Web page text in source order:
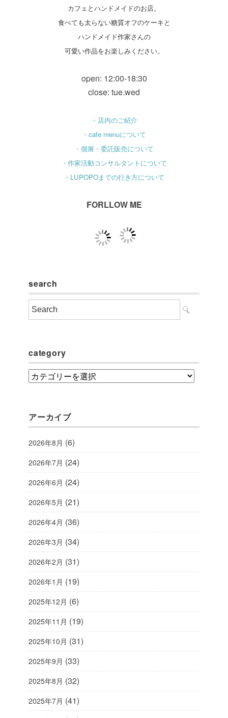
カフェとハンドメイドのお店。
食べても太らない糖質オフのケーキと
ハンドメイド作家さんの
可愛い作品をお楽しみください。
open: 12:00-18:30
close: tue.wed
・店内のご紹介
・cafe menuについて
・個展・委託販売について
・作家活動コンサルタントについて
・LUPOPOまでの行き方について
FORLLOW ME
search
category
category
アーカイブ
2026年8月 (6)
2026年7月 (24)
2026年6月 (24)
2026年5月 (21)
2026年4月 (36)
2026年3月 (34)
2026年2月 (31)
2026年1月 (19)
2025年12月 (6)
2025年11月 (19)
2025年10月 (31)
2025年9月 (33)
2025年8月 (32)
2025年7月 (41)